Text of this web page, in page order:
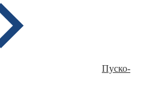
Пуско-